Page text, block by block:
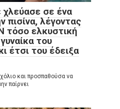
χλεύασε σε ένα
πισίνα, λέγοντας
ελκυστική
του
έτσι του έδειξα
και προσπαθούσα να
παίρνει